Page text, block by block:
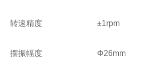
转速精度 ±1rpm
摆振幅度 Φ26mm